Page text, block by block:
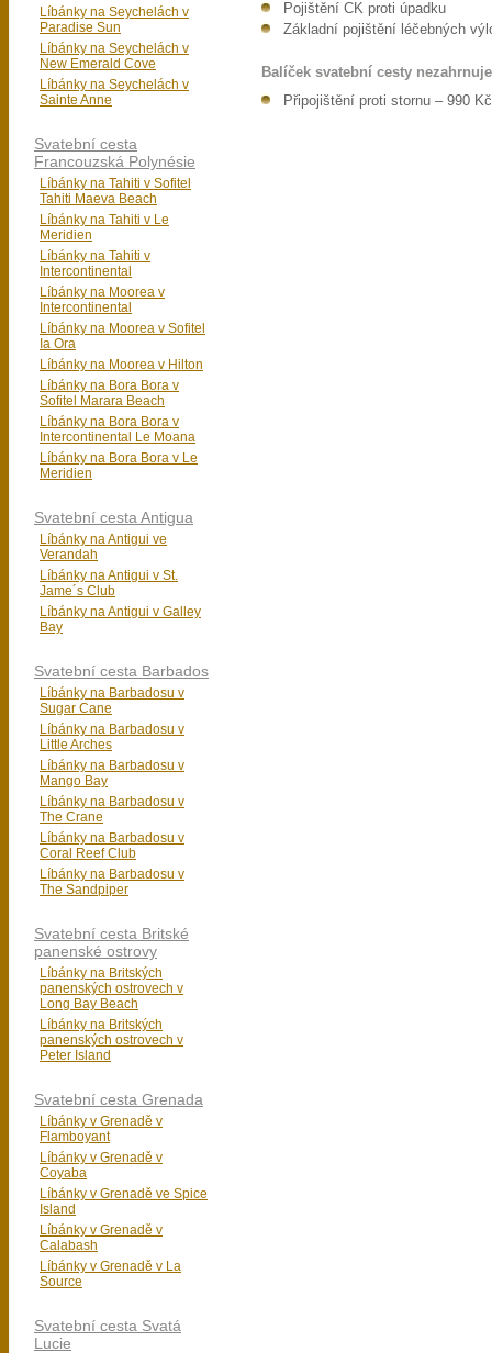
Pojištění CK proti úpadku
Základní pojištění léčebných
Balíček svatební cesty
Připojištění proti stornu – 990
Líbánky na Seychelách v
Paradise Sun
Líbánky na Seychelách v
New Emerald Cove
Líbánky na Seychelách v
Sainte Anne
Svatební cesta
Francouzská Polynésie
Líbánky na Tahiti v Sofitel
Tahiti Maeva Beach
Líbánky na Tahiti v Le
Meridien
Líbánky na Tahiti v
Intercontinental
Líbánky na Moorea v
Intercontinental
Líbánky na Moorea v Sofitel
Ia Ora
Líbánky na Moorea v Hilton
Líbánky na Bora Bora v
Sofitel Marara Beach
Líbánky na Bora Bora v
Intercontinental Le Moana
Líbánky na Bora Bora v Le
Meridien
Svatební cesta Antigua
Líbánky na Antigui ve
Verandah
Líbánky na Antigui v St.
Jame´s Club
Líbánky na Antigui v Galley
Bay
Svatební cesta Barbados
Líbánky na Barbadosu v
Sugar Cane
Líbánky na Barbadosu v
Little Arches
Líbánky na Barbadosu v
Mango Bay
Líbánky na Barbadosu v
The Crane
Líbánky na Barbadosu v
Coral Reef Club
Líbánky na Barbadosu v
The Sandpiper
Svatební cesta Britské
panenské ostrovy
Líbánky na Britských
panenských ostrovech v
Long Bay Beach
Líbánky na Britských
panenských ostrovech v
Peter Island
Svatební cesta Grenada
Líbánky v Grenadě v
Flamboyant
Líbánky v Grenadě v
Coyaba
Líbánky v Grenadě ve Spice
Island
Líbánky v Grenadě v
Calabash
Líbánky v Grenadě v La
Source
Svatební cesta Svatá
Lucie